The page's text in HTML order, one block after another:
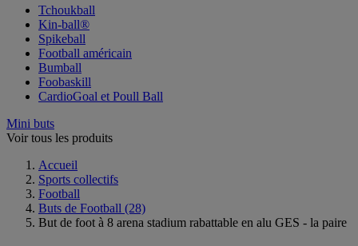
Tchoukball
Kin-ball®
Spikeball
Football américain
Bumball
Foobaskill
CardioGoal et Poull Ball
Mini buts
Voir tous les produits
Accueil
Sports collectifs
Football
Buts de Football (28)
But de foot à 8 arena stadium rabattable en alu GES - la paire